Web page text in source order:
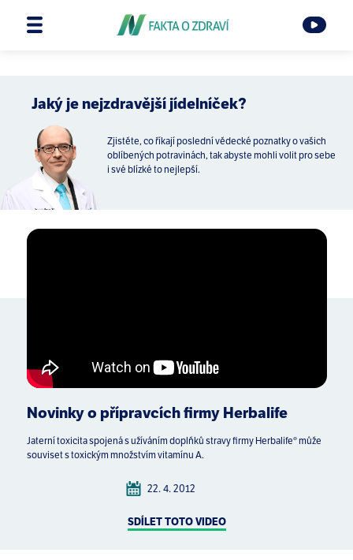
Jaký je nejzdravější jídelníček?
Zjistěte, co říkají poslední vědecké poznatky o vašich
oblíbených potravinách, tak abyste mohli volit pro sebe
i své blízké to nejlepší.
Novinky o přípravcích firmy Herbalife
Jaterní toxicita spojená s užíváním doplňků stravy firmy Herbalife® může
souviset s toxickým množstvím vitamínu A.
22. 4. 2012
SDÍLET TOTO VIDEO